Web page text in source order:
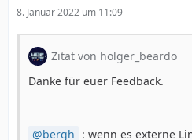
8. Januar 2022 um 11:09
Zitat von holger_beardo
Danke für euer Feedback.
bergh : wenn es externe